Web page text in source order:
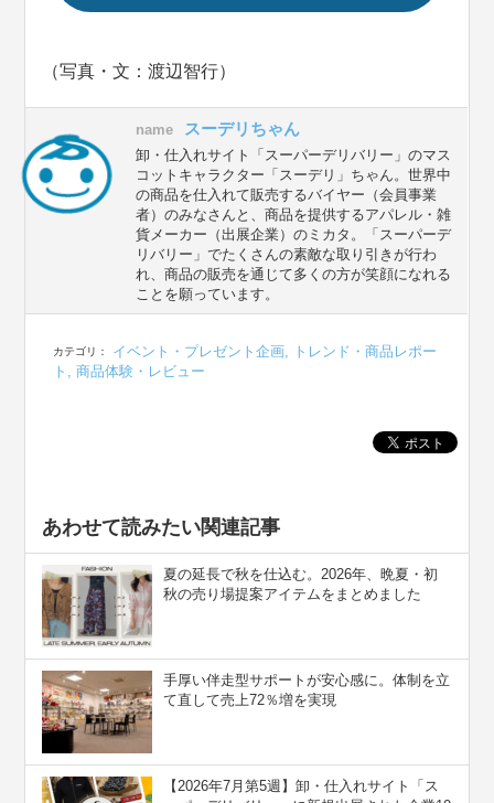
（写真・文：渡辺智行）
name スーデリちゃん
卸・仕入れサイト「スーパーデリバリー」のマス
コットキャラクター「スーデリ」ちゃん。世界中
の商品を仕入れて販売するバイヤー（会員事業
者）のみなさんと、商品を提供するアパレル・雑
貨メーカー（出展企業）のミカタ。「スーパーデ
リバリー」でたくさんの素敵な取り引きが行わ
れ、商品の販売を通じて多くの方が笑顔になれる
ことを願っています。
カテゴリ： イベント・プレゼント企画,
トレンド・商品レポー
ト ,商品体験・レビュー
あわせて読みたい関連記事
夏の延長で秋を仕込む。2026年、晩夏・初
秋の売り場提案アイテムをまとめました
手厚い伴走型サポートが安心感に。体制を立
て直して売上72％増を実現
【2026年7月第5週】卸・仕入れサイト「ス